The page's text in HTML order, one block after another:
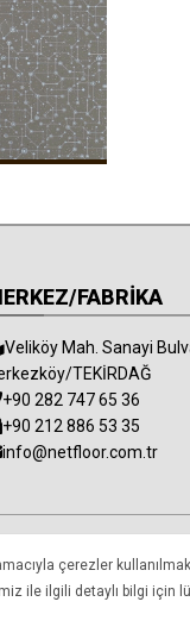
FABRİKA
Veliköy Mah. Sanayi
TEKİRDAĞ
+90 282 747 65 36
+90 212 886 53 35
info@netfloor.com.tr
çerezler
ile ilgili detaylı bilgi için